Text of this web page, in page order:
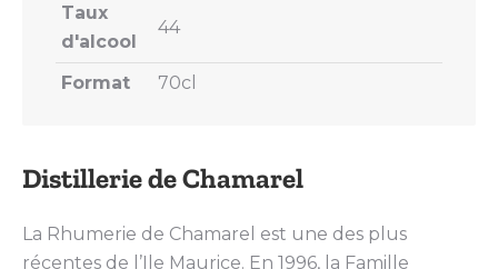
Distillerie de Chamarel
La Rhumerie de Chamarel est une des plus
récentes de l’Ile Maurice. En 1996, la Famille
Taux
d'alcool
44
Format 70cl